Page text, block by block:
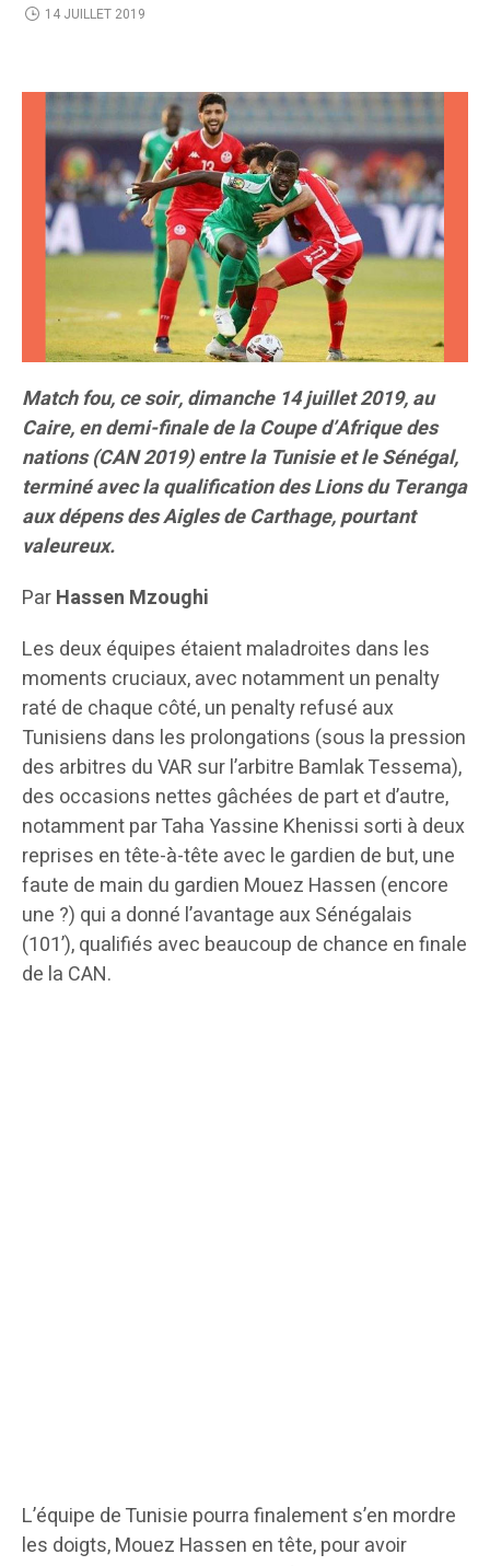
14 JUILLET 2019
Match fou, ce soir, dimanche 14 juillet 2019, au
Caire, en demi-finale de la Coupe d’Afrique des
nations (CAN 2019) entre la Tunisie et le Sénégal,
terminé avec la qualification des Lions du Teranga
aux dépens des Aigles de Carthage, pourtant
valeureux.
ParHassen Mzoughi
Les deux équipes étaient maladroites dans les
moments cruciaux, avec notamment un penalty
raté de chaque côté, un penalty refusé aux
Tunisiens dans les prolongations (sous la pression
des arbitres du VAR sur l’arbitre Bamlak Tessema),
des occasions nettes gâchées de part et d’autre,
notamment par Taha Yassine Khenissi sorti à deux
reprises en tête-à-tête avec le gardien de but, une
faute de main du gardien Mouez Hassen (encore
une ?) qui a donné l’avantage aux Sénégalais
(101’), qualifiés avec beaucoup de chance en finale
de la CAN.
L’équipe de Tunisie pourra finalement s’en mordre
les doigts, Mouez Hassen en tête, pour avoir